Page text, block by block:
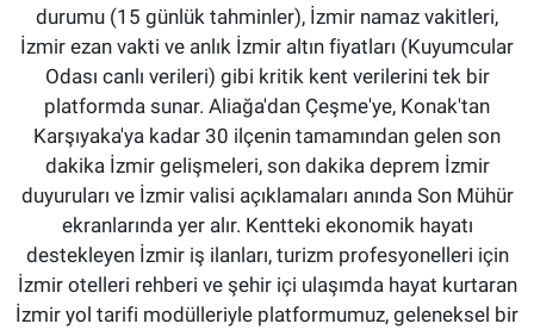
durumu (15 günlük tahminler), İzmir namaz vakitleri,
İzmir ezan vakti ve anlık İzmir altın fiyatları (Kuyumcular
Odası canlı verileri) gibi kritik kent verilerini tek bir
platformda sunar. Aliağa'dan Çeşme'ye, Konak'tan
Karşıyaka'ya kadar 30 ilçenin tamamından gelen son
dakika İzmir gelişmeleri, son dakika deprem İzmir
duyuruları ve İzmir valisi açıklamaları anında Son Mühür
ekranlarında yer alır. Kentteki ekonomik hayatı
destekleyen İzmir iş ilanları, turizm profesyonelleri için
İzmir otelleri rehberi ve şehir içi ulaşımda hayat kurtaran
İzmir yol tarifi modülleriyle platformumuz, geleneksel bir